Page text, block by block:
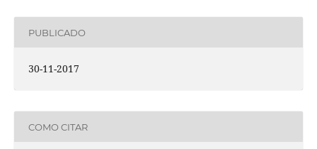
PUBLICADO
30-11-2017
COMO CITAR